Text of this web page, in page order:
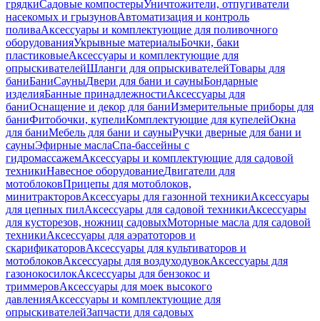
грядкиСадовые компостерыУничтожители, отпугиватели
насекомых и грызуновАвтоматизация и контроль
поливаАксессуары и комплектующие для поливочного
оборудованияУкрывные материалыБочки, баки
пластиковыеАксессуары и комплектующие для
опрыскивателейШланги для опрыскивателейТовары для
баниБаниСауныДвери для бани и сауныБондарные
изделияБанные принадлежностиАксессуары для
баниОснащение и декор для баниИзмерительные приборы для
баниФитобочки, купелиКомплектующие для купелейОкна
для баниМебель для бани и сауныРучки дверные для бани и
сауныЭфирные маслаСпа-бассейны с
гидромассажемАксессуары и комплектующие для садовой
техникиНавесное оборудованиеДвигатели для
мотоблоковПрицепы для мотоблоков,
минитракторовАксессуары для газонной техникиАксессуары
для цепных пилАксессуары для садовой техникиАксессуары
для кусторезов, ножниц садовыхМоторные масла для садовой
техникиАксессуары для аэратоторов и
скарификаторовАксессуары для культиваторов и
мотоблоковАксессуары для воздуходувокАксессуары для
газонокосилокАксессуары для бензокос и
триммеровАксессуары для моек высокого
давленияАксессуары и комплектующие для
опрыскивателейЗапчасти для садовых